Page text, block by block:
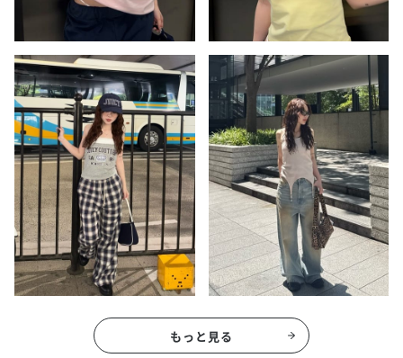
もっと見る